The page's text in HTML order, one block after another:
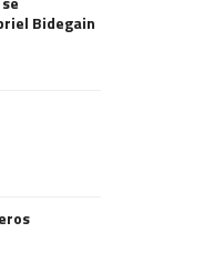
Bidegain